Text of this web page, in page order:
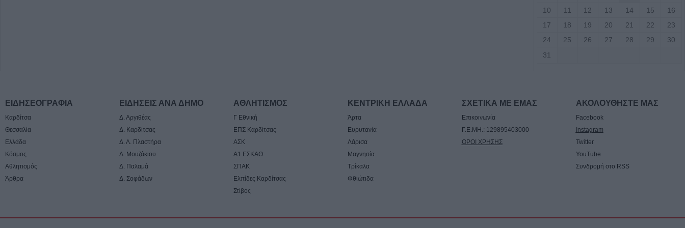
Καρδίτσας, δυνατότητα επίσκεψης
Σύγκρουση δύο τραμ στη
10
11 12 13 14 15
16
17
18 19 20 21 22
23
24
25 26 27 28 29
30
31
ΕΙΔΗΣΕΟΓΡΑΦΙΑ
Καρδίτσα
Θεσσαλία
Ελλάδα
Κόσμος
Αθλητισμός
Άρθρα
ΕΙΔΗΣΕΙΣ ΑΝΑ ΔΗΜΟ
Δ. Αργιθέας
Δ. Καρδίτσας
Δ. Λ. Πλαστήρα
Δ. Μουζάκιου
Δ. Παλαμά
Δ. Σοφάδων
ΑΘΛΗΤΙΣΜΟΣ
Γ Εθνική
ΕΠΣ Καρδίτσας
ΑΣΚ
Α1 ΕΣΚΑΘ
ΣΠΑΚ
Ελπίδες Καρδίτσας
Στίβος
ΚΕΝΤΡΙΚΗ ΕΛΛΑΔΑ
Άρτα
Ευρυτανία
Λάρισα
Μαγνησία
Τρίκαλα
Φθιώτιδα
ΣΧΕΤΙΚΑ ΜΕ ΕΜΑΣ
Επικοινωνία
Γ.Ε.ΜΗ.: 129895403000
ΟΡΟΙ ΧΡΗΣΗΣ
ΑΚΟΛΟΥΘΗΣΤΕ ΜΑΣ
Facebook
Instagram
Twitter
YouTube
Συνδρομή στο RSS